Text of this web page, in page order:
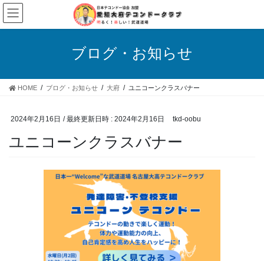
コ
ン
テ
ス
ナ
ビ
ゲ
ン
ブログ・お知らせ
HOME ブログ・お知らせ 大府 ユニコーンクラスバナー
2024年2月16日 / 最終更新日時 : 2024年2月16日 tkd-oobu
ユニコーンクラスバナー